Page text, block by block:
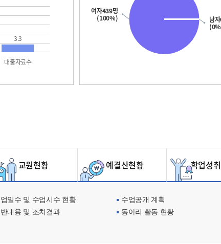
대출자료수
3.3
남
여자439명
(100%)
교원현황 예결산현황 학업성
일수 및 수업시수 현황
수업공개 계획
내용 및 조치결과
동아리 활동 현황